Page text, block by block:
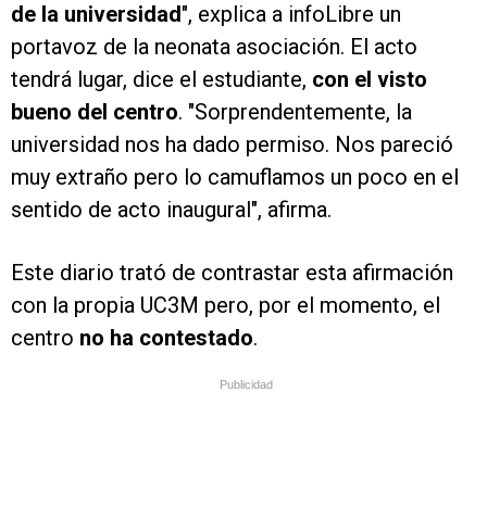
de la universidad", explica a infoLibre un
portavoz de la neonata asociación. El acto
tendrá lugar, dice el estudiante, con el visto
bueno del centro. "Sorprendentemente, la
universidad nos ha dado permiso. Nos pareció
muy extraño pero lo camuflamos un poco en el
sentido de acto inaugural", afirma.
Este diario trató de contrastar esta afirmación
con la propia UC3M pero, por el momento, el
centro no ha contestado.
Publicidad